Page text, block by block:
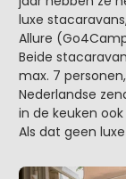
luxe
Allure
Beide
max. 7
Nederlandse
in de keuken
Als dat geen